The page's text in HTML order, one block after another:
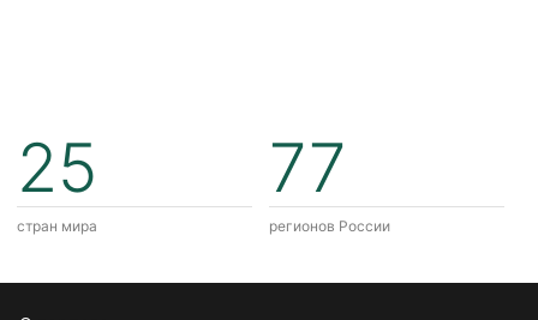
25
стран мира
77
регионов России